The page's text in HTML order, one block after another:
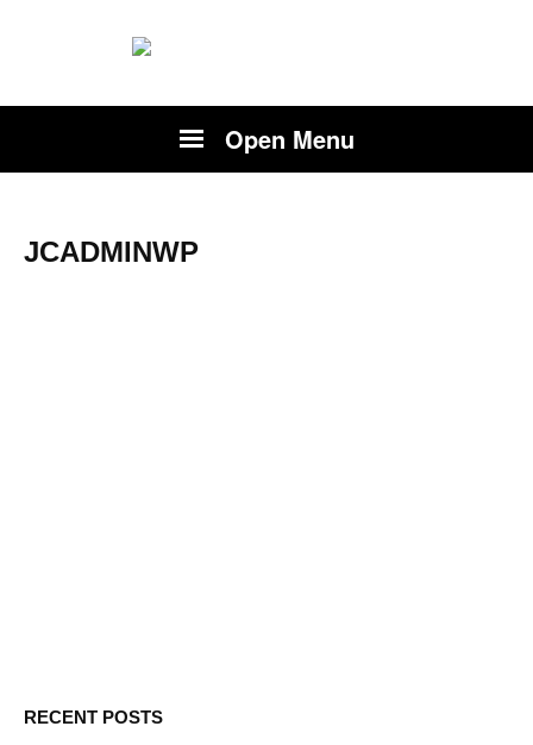
Open Menu
JCADMINWP
RECENT POSTS